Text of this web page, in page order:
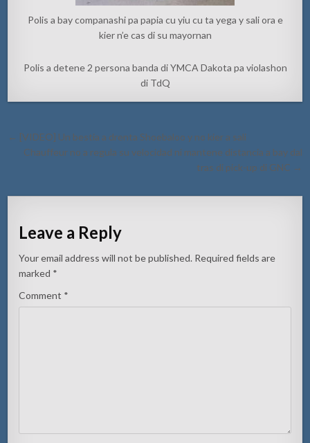
Polis a bay companashi pa papia cu yiu cu ta yega y sali ora e
kier n’e cas di su mayornan
Polis a detene 2 persona banda di YMCA Dakota pa violashon
di TdQ
Post
navigation
← [VIDEO] Un bestia a drenta Shoebaloo y no kier a sali
Chauffeur no a regula su velocidad ni mantene distancia a bay dal
tras di pick-up di GNC →
Leave a Reply
Your email address will not be published. Required fields are
marked *
Comment *